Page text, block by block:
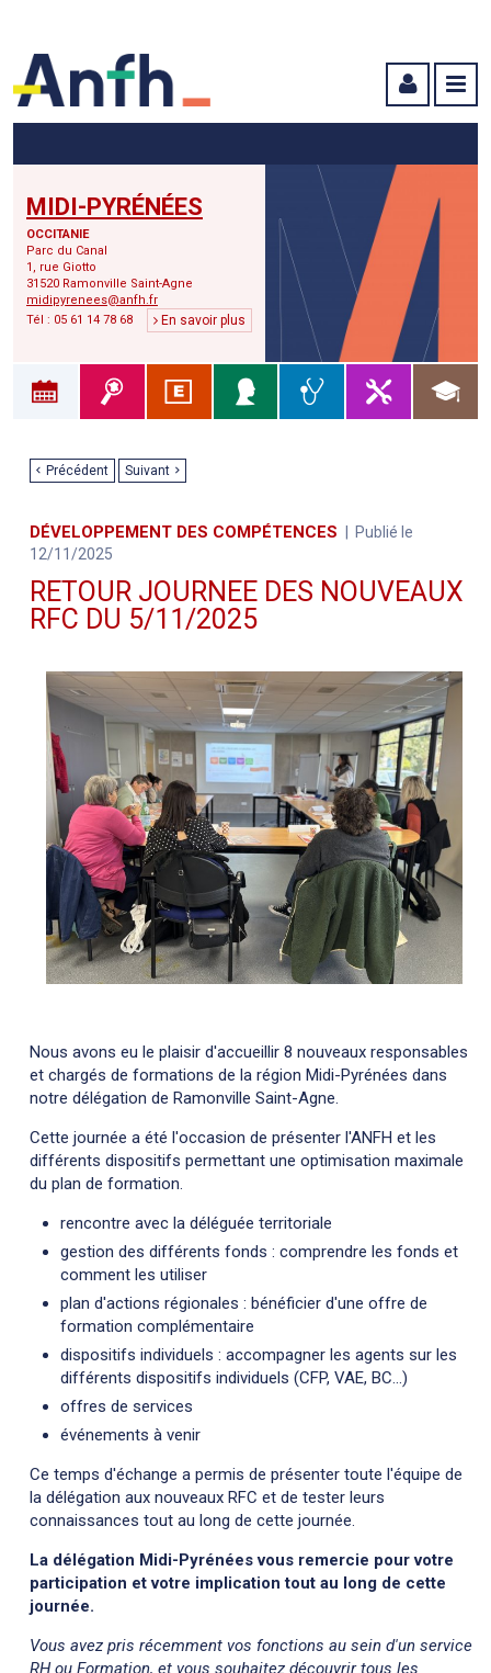
MIDI-PYRÉNÉES
OCCITANIE
Parc du Canal
1, rue Giotto
31520 Ramonville Saint-Agne
midipyrenees@anfh.fr
Tél : 05 61 14 78 68
En savoir plus
Précédent Suivant
DÉVELOPPEMENT DES COMPÉTENCES
Publié le
12/11/2025
RETOUR JOURNEE DES NOUVEAUX
RFC DU 5/11/2025
Nous avons eu le plaisir d'accueillir 8 nouveaux responsables
et chargés de formations de la région Midi-Pyrénées dans
notre délégation de Ramonville Saint-Agne.
Cette journée a été l'occasion de présenter l'ANFH et les
différents dispositifs permettant une optimisation maximale
du plan de formation.
rencontre avec la déléguée territoriale
gestion des différents fonds : comprendre les fonds et
comment les utiliser
plan d'actions régionales : bénéficier d'une offre de
formation complémentaire
dispositifs individuels : accompagner les agents sur les
différents dispositifs individuels (CFP, VAE, BC...)
offres de services
événements à venir
Ce temps d'échange a permis de présenter toute l'équipe de
la délégation aux nouveaux RFC et de tester leurs
connaissances tout au long de cette journée.
La délégation Midi-Pyrénées vous remercie pour votre
participation et votre implication tout au long de cette
journée.
Vous avez pris récemment vos fonctions au sein d'un service
RH ou Formation, et vous souhaitez découvrir tous les